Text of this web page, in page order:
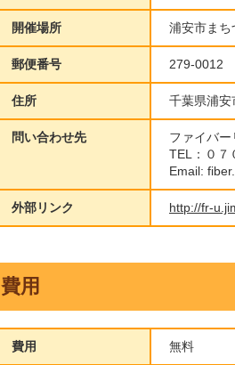
開催場所 浦安市ま
郵便番号 279-0012
住所 千葉県浦
問い合わせ先
ファイバ
TEL：０７
Email:
外部リンク http://fr-
費用
費用 無料